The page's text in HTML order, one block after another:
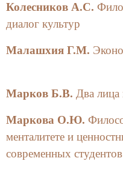
Колесников А.С.
диалог культур
Малашхия Г.М.
Марков Б.В. Два лица
Маркова О.Ю.
менталитете и
современных студентов